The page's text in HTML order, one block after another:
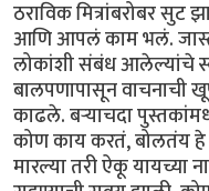
ठराविक मित्रांबरोबर
आणि आपलं काम भलं.
लोकांशी संबंध आलेल्यांचे
बालपणापासून
काढले. बऱ्याचदा
कोण काय करतं, बोलतंय हे
मारल्या तरी ऐकू यायच्या